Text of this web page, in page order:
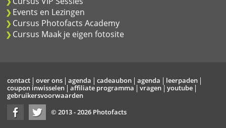
Events en Lezingen
Cursus Photofacts Academy
Cursus Maak je eigen fotosite
contact over ons agenda cadeaubon agenda
leerpaden
coupon inwisselen
affiliate programma vragen
youtube
gebruikersvoorwaarden
© 2013 - 2026 Photofacts